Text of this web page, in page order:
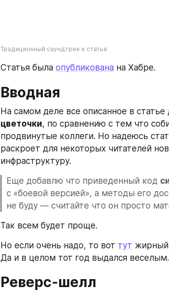
Традиционный саундтрек к статье
Статья была опубликована на Хабре.
Вводная
цветочки, по сравнению с тем что
продвинутые коллеги. Но надеюсь
раскроет для некоторых читателей
инфраструктуру.
Еще добавлю что приведенный код
с «боевой версией», а методы его
не буду — считайте что он просто
Так всем будет проще.
Но если очень надо, то вот тут жирный
Да и в целом тот год выдался веселым.
Реверс-шелл